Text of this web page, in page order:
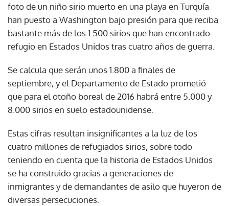
foto de un niño sirio muerto en una playa en Turquía
han puesto a Washington bajo presión para que reciba
bastante más de los 1.500 sirios que han encontrado
refugio en Estados Unidos tras cuatro años de guerra.
Se calcula que serán unos 1.800 a finales de
septiembre, y el Departamento de Estado prometió
que para el otoño boreal de 2016 habrá entre 5.000 y
8.000 sirios en suelo estadounidense.
Estas cifras resultan insignificantes a la luz de los
cuatro millones de refugiados sirios, sobre todo
teniendo en cuenta que la historia de Estados Unidos
se ha construido gracias a generaciones de
inmigrantes y de demandantes de asilo que huyeron de
diversas persecuciones.